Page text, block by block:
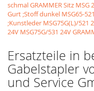
schmal GRAMMER Sitz MSG
Gurt ;Stoff dunkel MSG65-
;Kunstleder MSG75G(L)/521
24V MSG75G/531 24V
Ersatzteile in
Gabelstapler
und Service